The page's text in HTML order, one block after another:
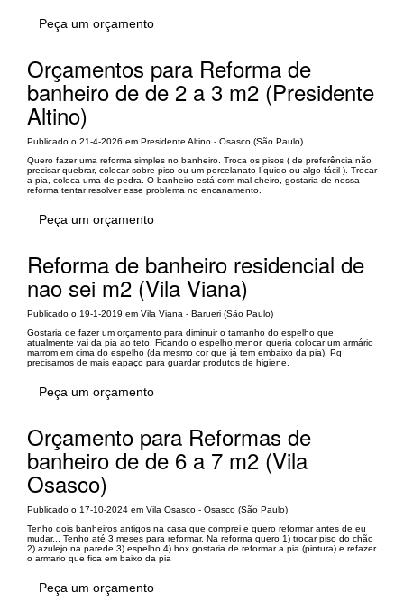
Peça um orçamento
Orçamentos para Reforma de
banheiro de de 2 a 3 m2 (Presidente
Altino)
Publicado o 21-4-2026 em Presidente Altino - Osasco (São Paulo)
Quero fazer uma reforma simples no banheiro. Troca os pisos ( de preferência não
precisar quebrar, colocar sobre piso ou um porcelanato líquido ou algo fácil ). Trocar
a pia, coloca uma de pedra. O banheiro está com mal cheiro, gostaria de nessa
reforma tentar resolver esse problema no encanamento.
Peça um orçamento
Reforma de banheiro residencial de
nao sei m2 (Vila Viana)
Publicado o 19-1-2019 em Vila Viana - Barueri (São Paulo)
Gostaria de fazer um orçamento para diminuir o tamanho do espelho que
atualmente vai da pia ao teto. Ficando o espelho menor, queria colocar um armário
marrom em cima do espelho (da mesmo cor que já tem embaixo da pia). Pq
precisamos de mais eapaço para guardar produtos de higiene.
Peça um orçamento
Orçamento para Reformas de
banheiro de de 6 a 7 m2 (Vila
Osasco)
Publicado o 17-10-2024 em Vila Osasco - Osasco (São Paulo)
Tenho dois banheiros antigos na casa que comprei e quero reformar antes de eu
mudar... Tenho até 3 meses para reformar. Na reforma quero 1) trocar piso do chão
2) azulejo na parede 3) espelho 4) box gostaria de reformar a pia (pintura) e refazer
o armario que fica em baixo da pia
Peça um orçamento